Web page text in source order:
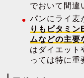
でおいて間違
パンにライ麦
りもビタミ
ムなどの主要
はダイエット
っては特に重